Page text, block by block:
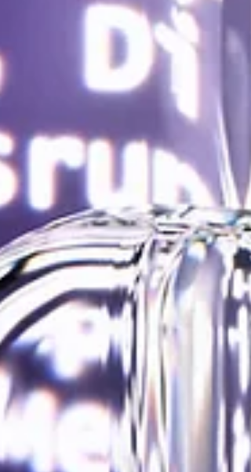
vise i kalenderen Kunder finner kalender for
tilgjengelighet og bestilling på annonsesiden når de
klikker seg inn på annonsen fra hovesiden i det